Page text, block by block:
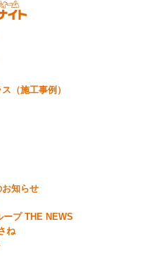
（施工事例）
知らせ
ープ THE NEWS
ね